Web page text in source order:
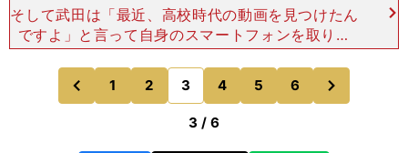
そして武田は「最近、高校時代の動画を見つけたん
ですよ」と言って自身のスマートフォンを取り出
し、動画を再生し始めた。そこに映っていたのは、
高校３年夏の宮崎大会で投げる武田の姿だった。
「うわ、やる気ね
前
のページへ
1 2 3 4 5 6
のページへ
3 / 6